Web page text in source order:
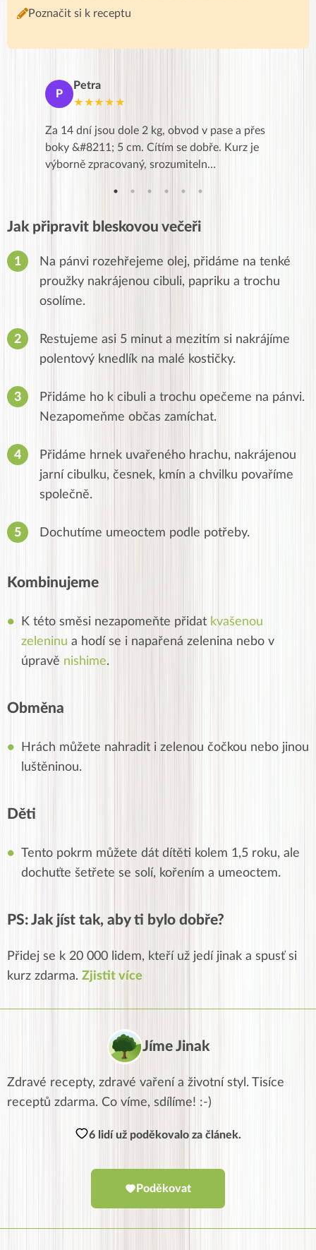
Poznačit si k receptu
P
Petra
★★★★★
Za 14 dní jsou dole 2 kg, obvod v pase a přes
boky &#8211; 5 cm. Cítím se dobře. Kurz je
výborně zpracovaný, srozumiteln…
Jak připravit bleskovou večeři
Na pánvi rozehřejeme olej, přidáme na tenké
proužky nakrájenou cibuli, papriku a trochu
osolíme.
Restujeme asi 5 minut a mezitím si nakrájíme
polentový knedlík na malé kostičky.
Přidáme ho k cibuli a trochu opečeme na pánvi.
Nezapomeňme občas zamíchat.
Přidáme hrnek uvařeného hrachu, nakrájenou
jarní cibulku, česnek, kmín a chvilku povaříme
společně.
Dochutíme umeoctem podle potřeby.
Kombinujeme
K této směsi nezapomeňte přidat kvašenou
zeleninu a hodí se i napařená zelenina nebo v
úpravě nishime.
Obměna
Hrách můžete nahradit i zelenou čočkou nebo jinou
luštěninou.
Děti
Tento pokrm můžete dát dítěti kolem 1,5 roku, ale
dochuťte šetřete se solí, kořením a umeoctem.
PS: Jak jíst tak, aby ti bylo dobře?
Přidej se k 20 000 lidem, kteří už jedí jinak a spusť si
kurz zdarma. Zjistit více
Jíme Jinak
Zdravé recepty, zdravé vaření a životní styl. Tisíce
receptů zdarma. Co víme, sdílíme! :-)
6 lidí už poděkovalo za článek.
Poděkovat